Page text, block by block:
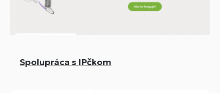
Spolupráca s IPčkom